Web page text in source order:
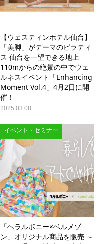
【ウェスティンホテル仙台】
「美脚」がテーマのピラティ
ス 仙台を一望できる地上
110mからの絶景の中でウェ
ルネスイベント「Enhancing
Moment Vol.4」4月2日に開
催！
2025.03.08
イベント・セミナー
「ヘラルボニー×ベルメゾ
ン」オリジナル商品を販売 ～